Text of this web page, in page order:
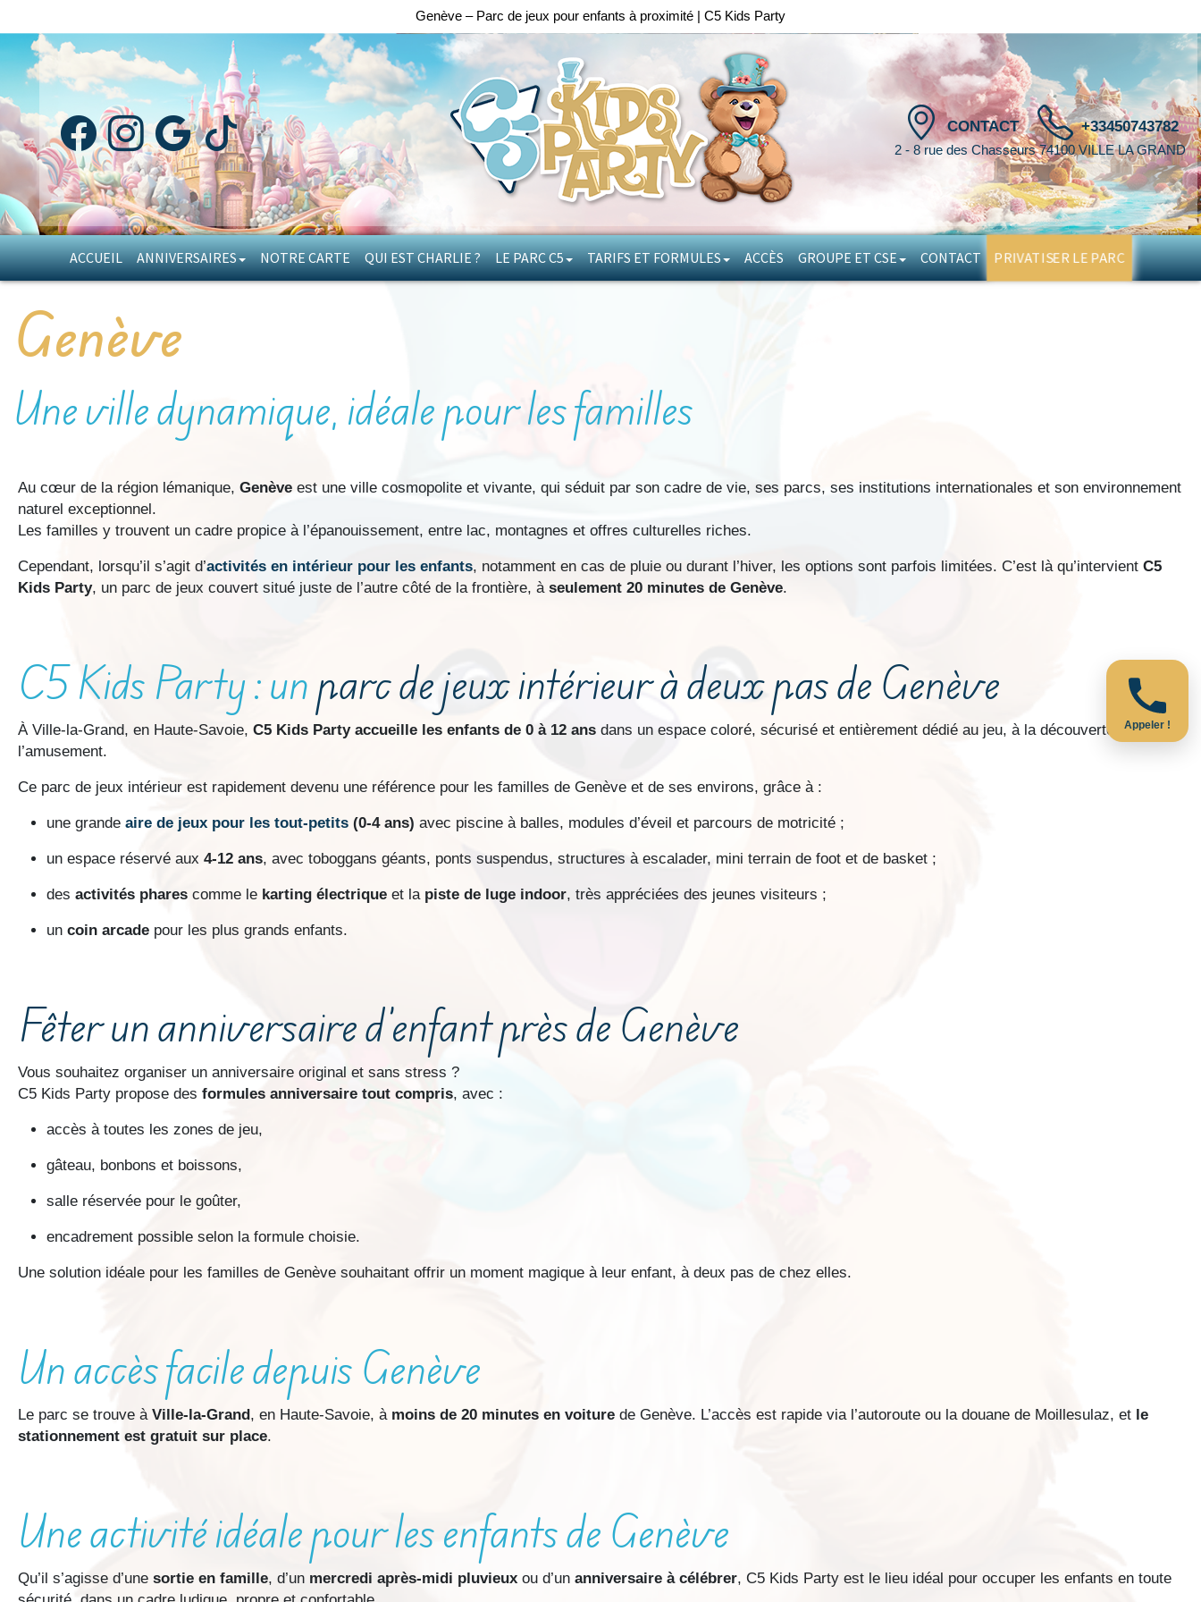
Genève – Parc de jeux pour enfants à proximité | C5 Kids Party
CONTACT +33450743782
2 - 8 rue des Chasseurs 74100 VILLE LA GRAND
ACCUEIL ANNIVERSAIRES NOTRE CARTE QUI EST CHARLIE ? LE PARC C5 TARIFS ET FORMULES ACCÈS GROUPE ET CSE CONTACT PRIVATISER LE PARC
Genève
Une ville dynamique, idéale pour les familles
Au cœur de la région lémanique, Genève est une ville cosmopolite et vivante, qui séduit par son cadre de vie, ses parcs, ses institutions internationales et son environnement
naturel exceptionnel.
Les familles y trouvent un cadre propice à l’épanouissement, entre lac, montagnes et offres culturelles riches.
Cependant, lorsqu’il s’agit d’activités en intérieur pour les enfants, notamment en cas de pluie ou durant l’hiver, les options sont parfois limitées. C’est là qu’intervient C5
Kids Party, un parc de jeux couvert situé juste de l’autre côté de la frontière, à seulement 20 minutes de Genève.
C5 Kids Party : unparc de jeux intérieur à deux pas de Genève
À Ville-la-Grand, en Haute-Savoie, C5 Kids Party accueille les enfants de 0 à 12 ans dans un espace coloré, sécurisé et entièrement dédié au jeu, à la découverte et à
l’amusement.
Ce parc de jeux intérieur est rapidement devenu une référence pour les familles de Genève et de ses environs, grâce à :
une grande aire de jeux pour les tout-petits (0-4 ans) avec piscine à balles, modules d’éveil et parcours de motricité ;
un espace réservé aux 4-12 ans, avec toboggans géants, ponts suspendus, structures à escalader, mini terrain de foot et de basket ;
des activités phares comme le karting électrique et la piste de luge indoor, très appréciées des jeunes visiteurs ;
un coin arcade pour les plus grands enfants.
Fêter un anniversaire d’enfant près de Genève
Vous souhaitez organiser un anniversaire original et sans stress ?
C5 Kids Party propose des formules anniversaire tout compris, avec :
accès à toutes les zones de jeu,
gâteau, bonbons et boissons,
salle réservée pour le goûter,
encadrement possible selon la formule choisie.
Une solution idéale pour les familles de Genève souhaitant offrir un moment magique à leur enfant, à deux pas de chez elles.
Un accès facile depuis Genève
Le parc se trouve à Ville-la-Grand, en Haute-Savoie, à moins de 20 minutes en voiture de Genève. L’accès est rapide via l’autoroute ou la douane de Moillesulaz, et le
stationnement est gratuit sur place.
Une activité idéale pour les enfants de Genève
Qu’il s’agisse d’une sortie en famille, d’un mercredi après-midi pluvieux ou d’un anniversaire à célébrer, C5 Kids Party est le lieu idéal pour occuper les enfants en toute
Appeler !